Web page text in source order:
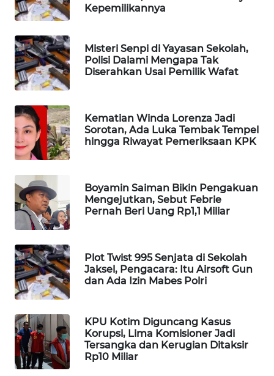
Kepemilikannya
Misteri Senpi di Yayasan Sekolah,
Polisi Dalami Mengapa Tak
Diserahkan Usai Pemilik Wafat
Kematian Winda Lorenza Jadi
Sorotan, Ada Luka Tembak Tempel
hingga Riwayat Pemeriksaan KPK
Boyamin Saiman Bikin Pengakuan
Mengejutkan, Sebut Febrie
Pernah Beri Uang Rp1,1 Miliar
Plot Twist 995 Senjata di Sekolah
Jaksel, Pengacara: Itu Airsoft Gun
dan Ada Izin Mabes Polri
KPU Kotim Diguncang Kasus
Korupsi, Lima Komisioner Jadi
Tersangka dan Kerugian Ditaksir
Rp10 Miliar
MAWAKA
ID
MARTABAT
NET
PLN
WATCH
MKLI
LPKKI
LKKI
KOPEKLIN
PORTAL
KONSUMEN
FORWAMKI
ALPERKLINAS